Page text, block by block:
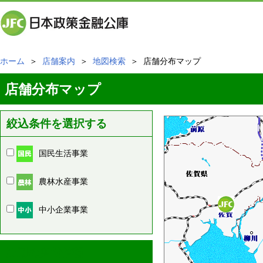
ホーム ＞ 店舗案内 ＞ 地図検索 ＞ 店舗分布マップ
店舗分布マップ
絞込条件を選択する
国民生活事業
農林水産事業
中小企業事業